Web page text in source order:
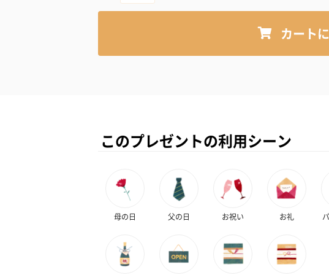
カート
このプレゼントの利用シーン
母の日 父の日 お祝い お礼